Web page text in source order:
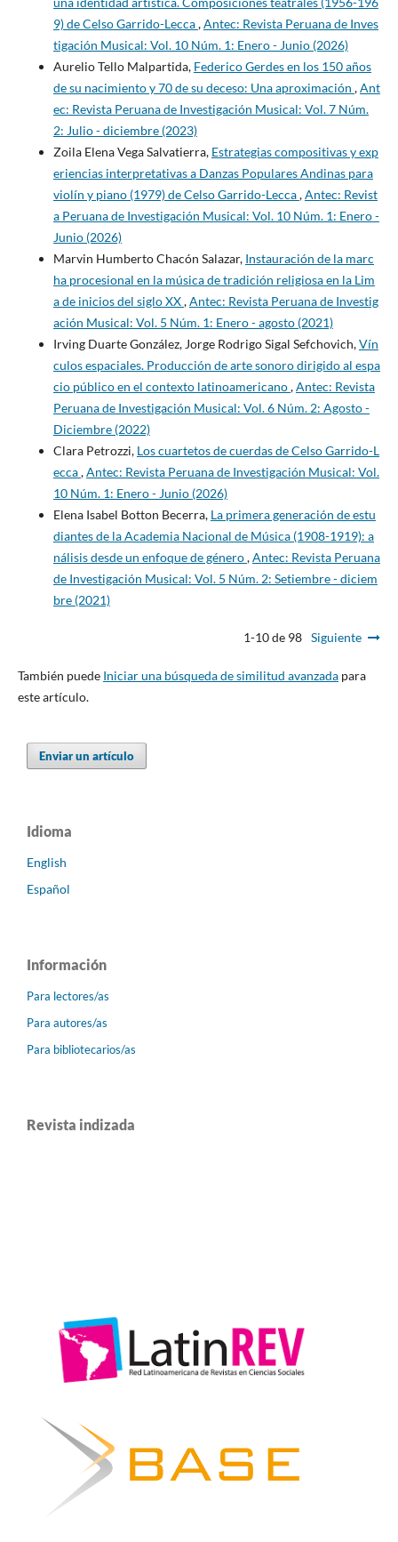
9) de Celso Garrido-Lecca,Antec: Revista Peruana de Inves
tigación Musical: Vol. 10 Núm. 1: Enero - Junio (2026)
Aurelio Tello Malpartida, Federico Gerdes en los 150 años
de su nacimiento y 70 de su deceso: Una aproximación ,Ant
ec: Revista Peruana de Investigación Musical: Vol. 7 Núm.
2: Julio - diciembre (2023)
Zoila Elena Vega Salvatierra, Estrategias compositivas y exp
eriencias interpretativas a Danzas Populares Andinas para
violín y piano (1979) de Celso Garrido-Lecca,Antec: Revist
a Peruana de Investigación Musical: Vol. 10 Núm. 1: Enero -
Junio (2026)
Marvin Humberto Chacón Salazar, Instauración de la marc
ha procesional en la música de tradición religiosa en la Lim
a de inicios del siglo XX,Antec: Revista Peruana de Investig
ación Musical: Vol. 5 Núm. 1: Enero - agosto (2021)
Irving Duarte González, Jorge Rodrigo Sigal Sefchovich,Vín
culos espaciales. Producción de arte sonoro dirigido al espa
cio público en el contexto latinoamericano,Antec: Revista
Peruana de Investigación Musical: Vol. 6 Núm. 2: Agosto -
Diciembre (2022)
Clara Petrozzi, Los cuartetos de cuerdas de Celso Garrido-L
ecca,Antec: Revista Peruana de Investigación Musical: Vol.
10 Núm. 1: Enero - Junio (2026)
Elena Isabel Botton Becerra, La primera generación de estu
diantes de la Academia Nacional de Música (1908-1919): a
nálisis desde un enfoque de género,Antec: Revista Peruana
de Investigación Musical: Vol. 5 Núm. 2: Setiembre - diciem
bre (2021)
1-10 de 98 Siguiente
También puede Iniciar una búsqueda de similitud avanzadapara
este artículo.
Enviar un artículo
Idioma
English
Español
Información
Para lectores/as
Para autores/as
Para bibliotecarios/as
Revista indizada